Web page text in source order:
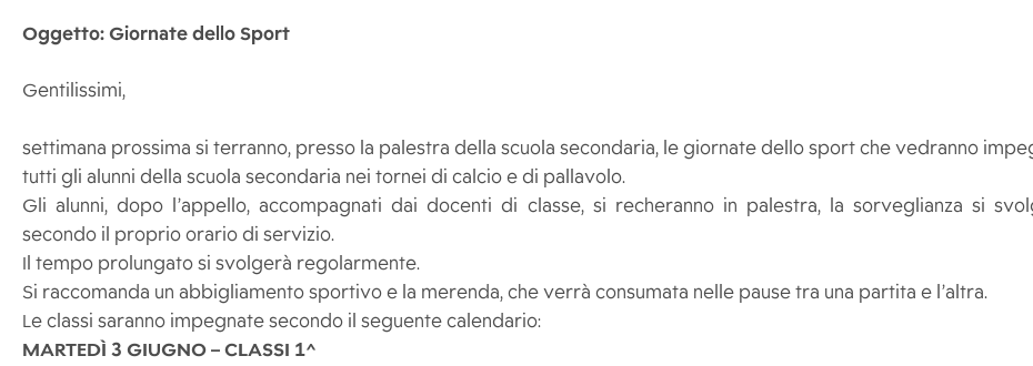
Oggetto: Giornate dello Sport
Gentilissimi,
settimana prossima si terranno, presso la palestra della scuola secondaria, le giornate dello sport che vedranno
tutti gli alunni della scuola secondaria nei tornei di calcio e di pallavolo.
Gli alunni, dopo l’appello, accompagnati dai docenti di classe, si recheranno in palestra, la sorveglianza si
secondo il proprio orario di servizio.
Il tempo prolungato si svolgerà regolarmente.
Si raccomanda un abbigliamento sportivo e la merenda, che verrà consumata nelle pause tra una partita e l’altra.
Le classi saranno impegnate secondo il seguente calendario:
MARTEDÌ 3 GIUGNO – CLASSI 1^